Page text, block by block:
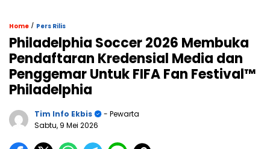
Home / Pers Rilis
Philadelphia Soccer 2026 Membuka
Pendaftaran Kredensial Media dan
Penggemar Untuk FIFA Fan Festival™
Philadelphia
Tim Info Ekbis
- Pewarta
Sabtu, 9 Mei 2026